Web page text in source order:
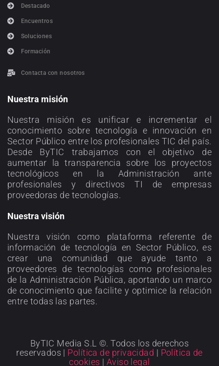
Destacado
Encuentros
Soluciones
Formación
Contacta con nosotros
Nuestra misión
Nuestra misión es unificar e incrementar el
conocimiento sobre tecnología e innovación en
Sector Público entre los profesionales TIC del país.
Desde ByTIC trabajamos con el objetivo de
aumentar la transparencia sobre los proyectos
tecnológicos en la Administración ante
profesionales y directivos TI de empresas
proveedoras de tecnologías.
Nuestra visión
Nuestra visión como plataforma referente de
información de tecnología en Sector Público, es
crear una comunidad que ayude tanto a
proveedores de tecnologías como profesionales
de la Administración Pública, aportando un marco
de conocimiento que facilite y optimice la relación
entre todas las partes.
ByTIC Media S.L ©. Todos los derechos
reservados | Política de privacidad | Política de
cookies | Aviso legal